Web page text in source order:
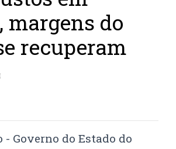
margens do
recuperam